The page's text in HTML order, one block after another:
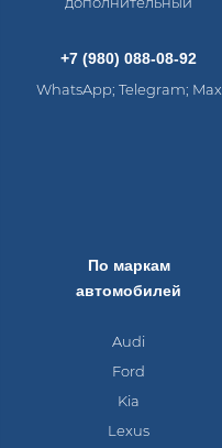
+7 (980) 088-08-92
WhatsApp; Telegram; Max
По маркам
автомобилей
Audi
Ford
Kia
Lexus